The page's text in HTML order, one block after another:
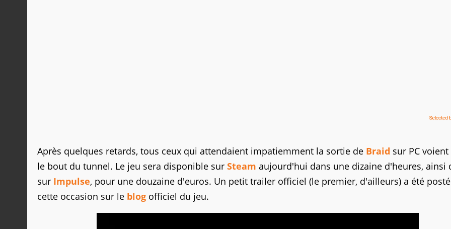
Après quelques retards, tous ceux qui attendaient impatiemment la sortie de Braid sur PC
le bout du tunnel. Le jeu sera disponible sur Steam aujourd'hui dans une dizaine d'heures, ainsi
sur Impulse, pour une douzaine d'euros. Un petit trailer officiel (le premier, d'ailleurs) a été
cette occasion sur le blog officiel du jeu.